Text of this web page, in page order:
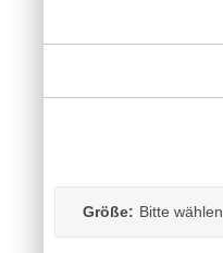
Größe: Bitte wählen